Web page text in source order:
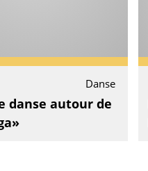
Danse
danse autour de